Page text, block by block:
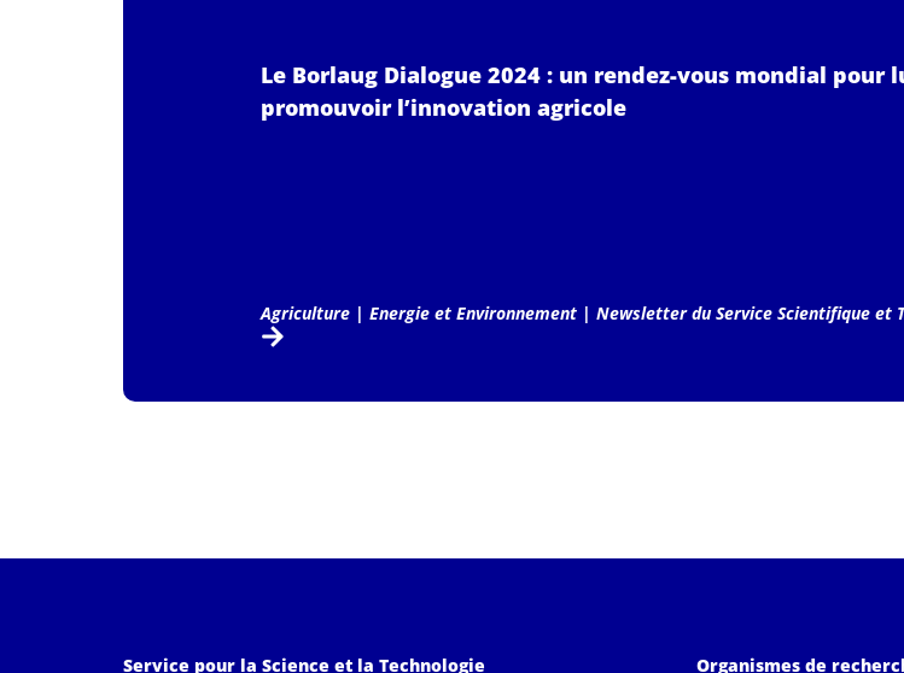
Le Borlaug Dialogue 2024 : un rendez-vous mondial
promouvoir l’innovation agricole
Agriculture | Energie et Environnement | Newsletter du Service Scientifique et
Service pour la Science et la Technologie Organismes de